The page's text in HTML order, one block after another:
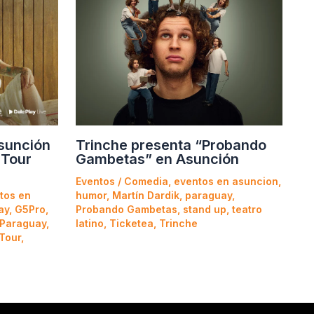
en
, G5Pro
,
,
Trinche presenta “Probando
Gambetas” en Asunción
Eventos / Comedia eventos en asuncion
humor, Martín Dardik paraguay,
Probando Gambetas stand up ,teatro
latino Ticketea Trinche